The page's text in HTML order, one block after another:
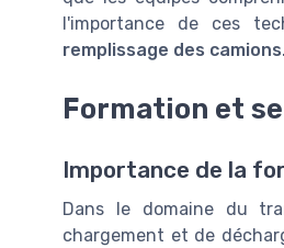
l'importance de ces
remplissage des camions.
Formation et
Importance de la
Dans le domaine du
chargement et de